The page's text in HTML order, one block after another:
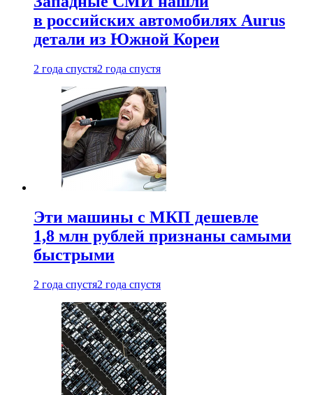
в российских автомобилях Aurus
детали из Южной Кореи
2 года спустя2 года спустя
Эти машины с МКП дешевле
1,8 млн рублей признаны самыми
быстрыми
2 года спустя2 года спустя